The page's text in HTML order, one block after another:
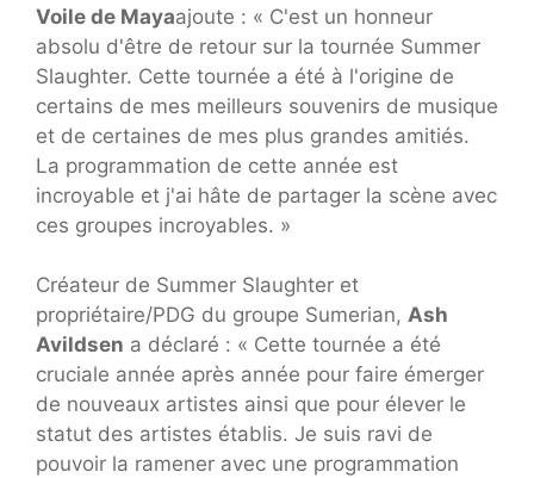
Voile de Mayaajoute : « C'est un honneur
absolu d'être de retour sur la tournée Summer
Slaughter. Cette tournée a été à l'origine de
certains de mes meilleurs souvenirs de musique
et de certaines de mes plus grandes amitiés.
La programmation de cette année est
incroyable et j'ai hâte de partager la scène avec
ces groupes incroyables. »
Créateur de Summer Slaughter et
propriétaire/PDG du groupe Sumerian, Ash
Avildsen a déclaré : « Cette tournée a été
cruciale année après année pour faire émerger
de nouveaux artistes ainsi que pour élever le
statut des artistes établis. Je suis ravi de
pouvoir la ramener avec une programmation